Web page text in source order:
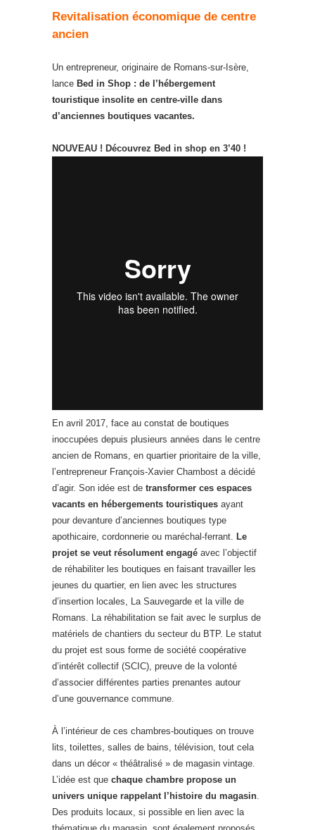
Revitalisation économique de centre
ancien
Un entrepreneur, originaire de Romans-sur-Isère,
lance Bed in Shop : de l’hébergement
touristique insolite en centre-ville dans
d’anciennes boutiques vacantes.
NOUVEAU ! Découvrez Bed in shop en 3’40 !
En avril 2017, face au constat de boutiques
inoccupées depuis plusieurs années dans le centre
ancien de Romans, en quartier prioritaire de la ville,
l’entrepreneur François-Xavier Chambost a décidé
d’agir. Son idée est de transformer ces espaces
vacants en hébergements touristiques ayant
pour devanture d’anciennes boutiques type
apothicaire, cordonnerie ou maréchal-ferrant. Le
projet se veut résolument engagé avec l’objectif
de réhabiliter les boutiques en faisant travailler les
jeunes du quartier, en lien avec les structures
d’insertion locales, La Sauvegarde et la ville de
Romans. La réhabilitation se fait avec le surplus de
matériels de chantiers du secteur du BTP. Le statut
du projet est sous forme de société coopérative
d’intérêt collectif (SCIC), preuve de la volonté
d’associer différentes parties prenantes autour
d’une gouvernance commune.
À l’intérieur de ces chambres-boutiques on trouve
lits, toilettes, salles de bains, télévision, tout cela
dans un décor « théâtralisé » de magasin vintage.
L’idée est que chaque chambre propose un
univers unique rappelant l’histoire du magasin
Des produits locaux, si possible en lien avec la